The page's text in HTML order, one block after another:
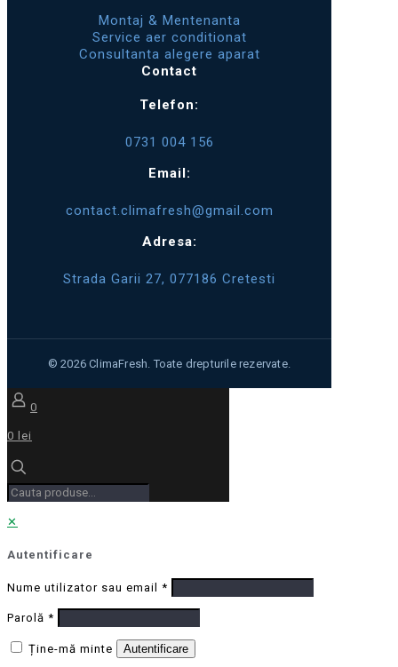
Montaj & Mentenanta
Service aer conditionat
Consultanta alegere aparat
Contact
Telefon:
0731 004 156
Email:
contact.climafresh@gmail.com
Adresa:
Strada Garii 27, 077186 Cretesti
0
0 lei
✕
Autentificare
Nume utilizator sau email *
Parolă *
Ține-mă minte Autentificare